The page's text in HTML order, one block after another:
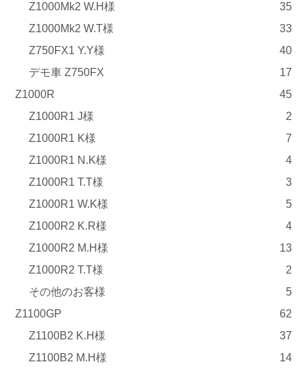
Z1000Mk2 W.H様
35
Z1000Mk2 W.T様
33
Z750FX1 Y.Y様
40
デモ車 Z750FX
17
Z1000R
45
Z1000R1 J様
2
Z1000R1 K様
7
Z1000R1 N.K様
4
Z1000R1 T.T様
3
Z1000R1 W.K様
5
Z1000R2 K.R様
4
Z1000R2 M.H様
13
Z1000R2 T.T様
2
その他のお客様
5
Z1100GP
62
Z1100B2 K.H様
37
Z1100B2 M.H様
14